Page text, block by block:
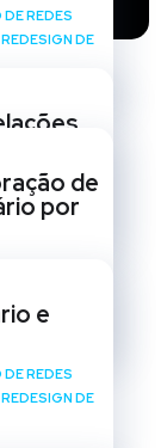
REDES
REDESIGN DE
REDESIGN DE
de
por
e
REDES
REDESIGN DE